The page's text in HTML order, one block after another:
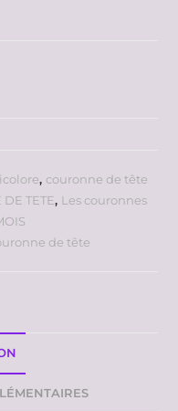
, couronne de tête
DE TETE, Les couronnes
de tête